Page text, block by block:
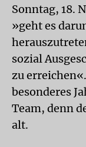
Sonntag, 18.
»geht es
sozial
zu
besonderes
Team, denn
alt.